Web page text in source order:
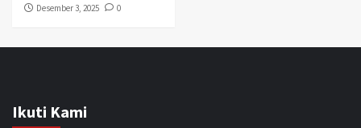
Desember 3, 2025
0
Ikuti Kami